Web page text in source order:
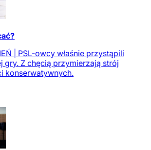
| PSL-owcy właśnie przystąpili
gry. Z chęcią przymierzają strój
konserwatywnych.